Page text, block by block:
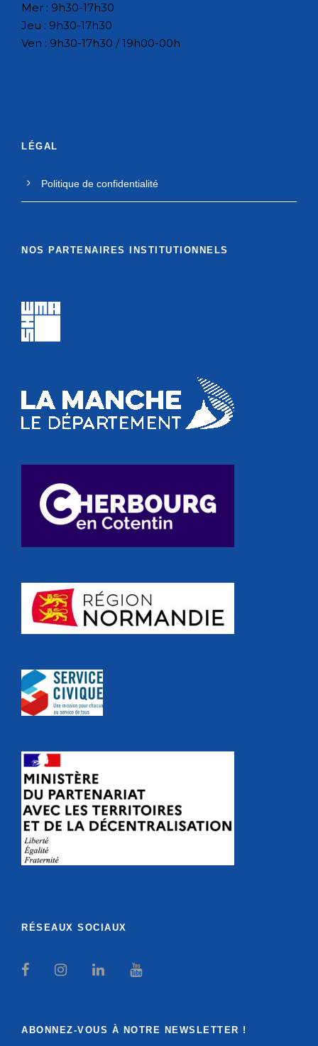
Mer : 9h30-17h30
Jeu : 9h30-17h30
Ven : 9h30-17h30 / 19h00-00h
LÉGAL
Politique de confidentialité
NOS PARTENAIRES INSTITUTIONNELS
RÉSEAUX SOCIAUX
ABONNEZ-VOUS À NOTRE NEWSLETTER !